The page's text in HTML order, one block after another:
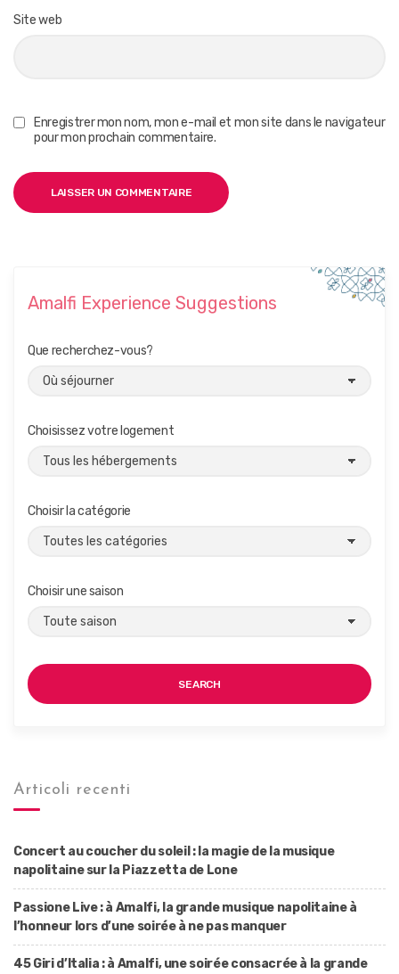
Site web
Enregistrer mon nom, mon e-mail et mon site dans le navigateur
pour mon prochain commentaire.
Amalfi Experience Suggestions
Que recherchez-vous?
Choisissez votre logement
Choisir la catégorie
Choisir une saison
SEARCH
Articoli recenti
Concert au coucher du soleil : la magie de la musique
napolitaine sur la Piazzetta de Lone
Passione Live : à Amalfi, la grande musique napolitaine à
l’honneur lors d’une soirée à ne pas manquer
45 Giri d’Italia : à Amalfi, une soirée consacrée à la grande